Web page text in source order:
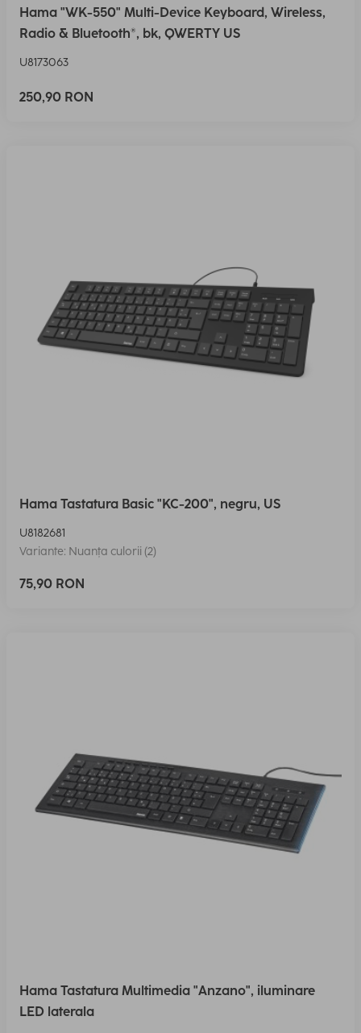
Hama "WK-550" Multi-Device Keyboard, Wireless,
Radio & Bluetooth®, bk, QWERTY US
U8173063
250,90 RON
Hama Tastatura Basic "KC-200", negru, US
U8182681
Variante: Nuanța culorii (2)
75,90 RON
Hama Tastatura Multimedia "Anzano", iluminare
LED laterala